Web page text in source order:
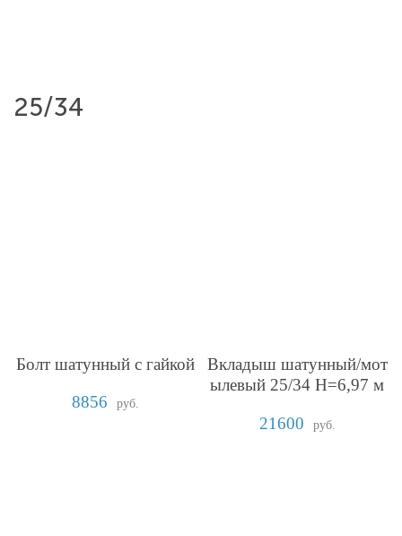
25/34
Болт шатунный с гайкой
8856
руб.
Вкладыш шатунный/мот
ылевый 25/34 H=6,97 м
21600
руб.